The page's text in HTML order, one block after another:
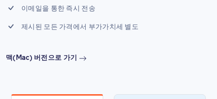
이메일을 통한 즉시 전송
제시된 모든 가격에서 부가가치세 별도
맥(Mac) 버전으로 가기